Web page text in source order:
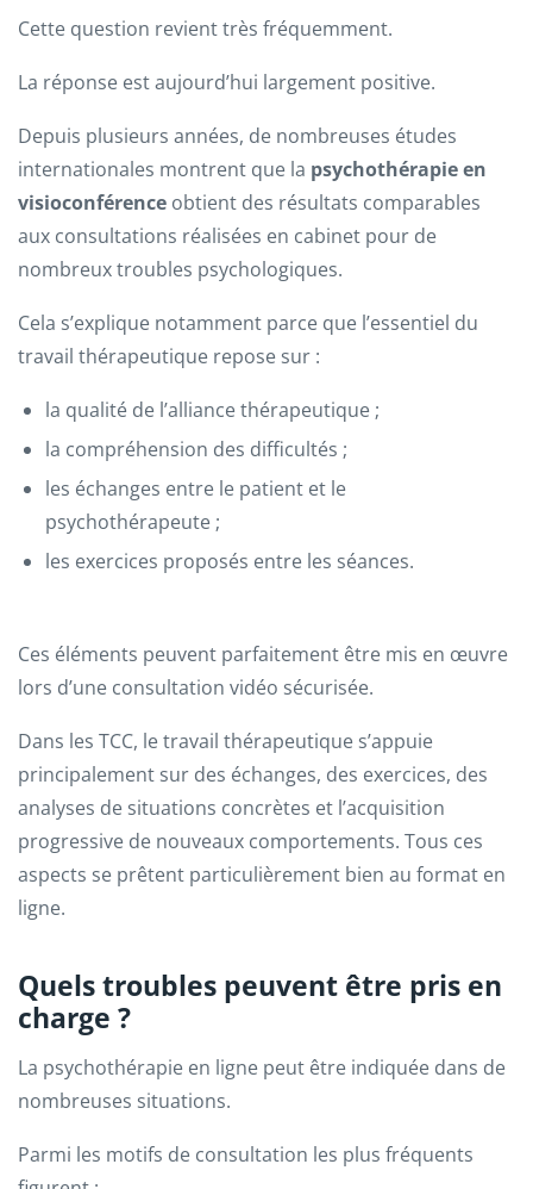
Cette question revient très fréquemment.
La réponse est aujourd’hui largement positive.
Depuis plusieurs années, de nombreuses études
internationales montrent que la psychothérapie en
visioconférence obtient des résultats comparables
aux consultations réalisées en cabinet pour de
nombreux troubles psychologiques.
Cela s’explique notamment parce que l’essentiel du
travail thérapeutique repose sur :
la qualité de l’alliance thérapeutique ;
la compréhension des difficultés ;
les échanges entre le patient et le
psychothérapeute ;
les exercices proposés entre les séances.
Ces éléments peuvent parfaitement être mis en œuvre
lors d’une consultation vidéo sécurisée.
Dans les TCC, le travail thérapeutique s’appuie
principalement sur des échanges, des exercices, des
analyses de situations concrètes et l’acquisition
progressive de nouveaux comportements. Tous ces
aspects se prêtent particulièrement bien au format en
ligne.
Quels troubles peuvent être pris en
charge ?
La psychothérapie en ligne peut être indiquée dans de
nombreuses situations.
Parmi les motifs de consultation les plus fréquents